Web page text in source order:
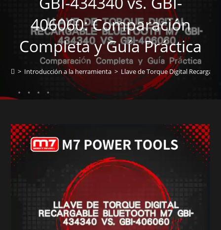
406060: Comparación
Completa y Guía Práctica
> Introducción a la herramienta > Llave de Torque Digital